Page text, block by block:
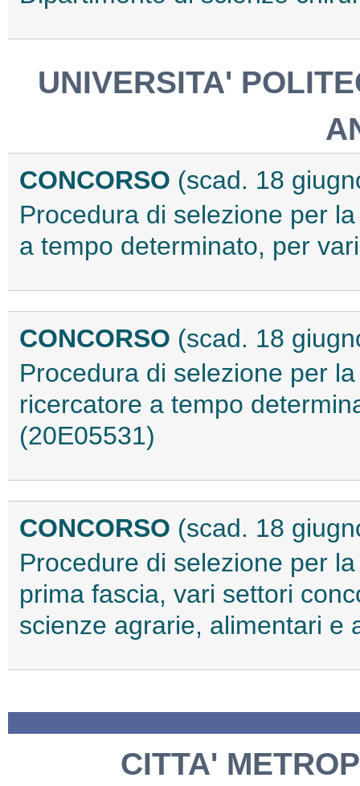
UNIVERSITA'
CONCORSO (scad. 18
Procedura di selezione per
a tempo determinato, per
CONCORSO (scad. 18
Procedura di selezione per
ricercatore a tempo
(20E05531)
CONCORSO (scad. 18
Procedure di selezione per
prima fascia, vari settori
scienze agrarie, alimentari e
CITTA'